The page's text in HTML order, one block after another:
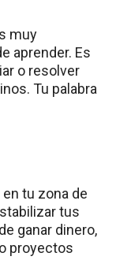
muy
aprender. Es
o resolver
Tu palabra
tu zona de
tus
ganar dinero,
proyectos